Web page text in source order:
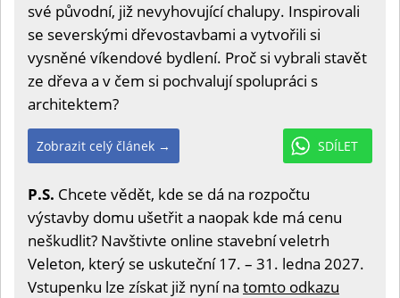
své původní, již nevyhovující chalupy. Inspirovali
se severskými dřevostavbami a vytvořili si
vysněné víkendové bydlení. Proč si vybrali stavět
ze dřeva a v čem si pochvalují spolupráci s
architektem?
SDÍLET
Zobrazit celý článek →
P.S. Chcete vědět, kde se dá na rozpočtu
výstavby domu ušetřit a naopak kde má cenu
neškudlit? Navštivte online stavební veletrh
Veleton, který se uskuteční 17. – 31. ledna 2027.
Vstupenku lze získat již nyní na tomto odkazu